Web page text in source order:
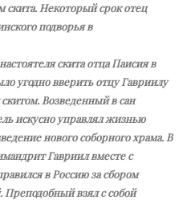
скита. Некоторый срок отец
подворья в
скита отца Паисия в
угодно вверить отцу Гавриилу
Возведенный в сан
искусно управлял жизнью
нового соборного храма. В
Гавриил вместе с
в Россию за сбором
взял с собой